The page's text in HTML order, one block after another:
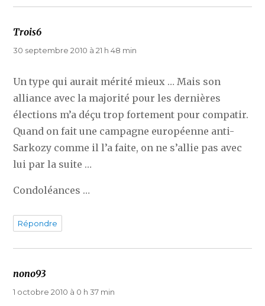
Trois6
30 septembre 2010 à 21 h 48 min
Un type qui aurait mérité mieux … Mais son
alliance avec la majorité pour les dernières
élections m’a déçu trop fortement pour compatir.
Quand on fait une campagne européenne anti-
Sarkozy comme il l’a faite, on ne s’allie pas avec
lui par la suite …
Condoléances …
Répondre
nono93
1 octobre 2010 à 0 h 37 min